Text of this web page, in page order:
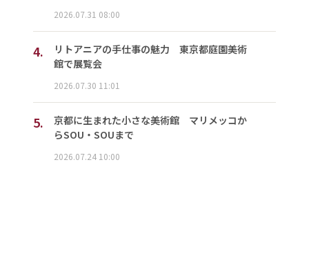
2026.07.31 08:00
4.
リトアニアの手仕事の魅力 東京都庭園美術
館で展覧会
2026.07.30 11:01
5.
京都に生まれた小さな美術館 マリメッコか
らSOU・SOUまで
2026.07.24 10:00